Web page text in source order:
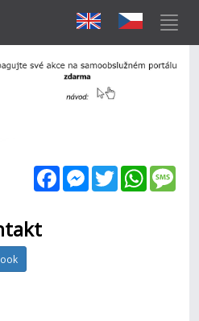
FacebookMessenger
Twitter